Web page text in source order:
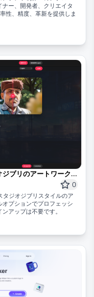
ー、開発者、クリエイタ
性、精度、革新を提供しま
ブリのアートワークに
0
ジオジブリスタイルのア
プションでプロフェッシ
アップは不要です。